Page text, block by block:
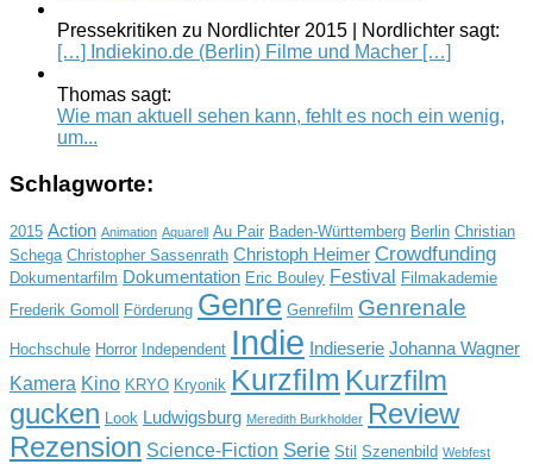
Pressekritiken zu Nordlichter 2015 | Nordlichter sagt:
[…] Indiekino.de (Berlin) Filme und Macher […]
Thomas sagt:
Wie man aktuell sehen kann, fehlt es noch ein wenig,
um...
Schlagworte:
2015 Action Animation Aquarell Au Pair Baden-Württemberg Berlin Christian
Schega Christopher Sassenrath Christoph Heimer Crowdfunding
Dokumentarfilm Dokumentation Eric Bouley Festival
Filmakademie
Frederik Gomoll
Förderung Genre Genrefilm Genrenale
Hochschule Horror Independent Indie Indieserie Johanna Wagner
Kamera Kino KRYO Kryonik Kurzfilm Kurzfilm
gucken
Look Ludwigsburg Meredith Burkholder Review
Rezension Science-Fiction Serie Stil Szenenbild Webfest